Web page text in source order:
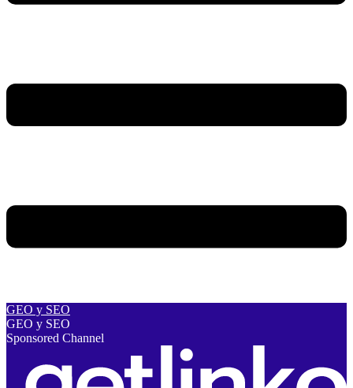
GEO y SEO
GEO y SEO
Sponsored Channel